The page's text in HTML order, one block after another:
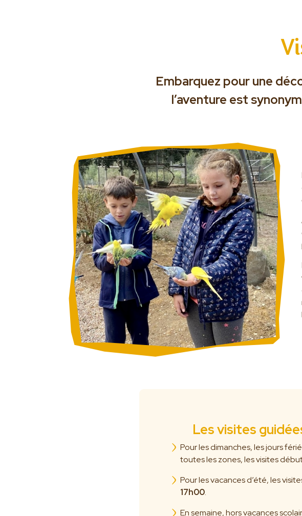
Embarquez pour une
l’aventure est
Les visites
Pour les dimanches, les jours
toutes les zones, les visites
Pour les vacances d’été, les
17h00.
En semaine, hors vacances